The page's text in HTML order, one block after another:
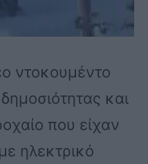
ντοκουμέντο
και
που είχαν
ηλεκτρικό